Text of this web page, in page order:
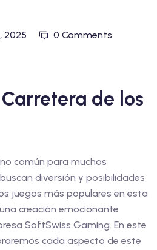
2025 0 Comments
de los
común para muchos
diversión y posibilidades
juegos más populares en esta
creación emocionante
SoftSwiss Gaming. En este
cada aspecto de este